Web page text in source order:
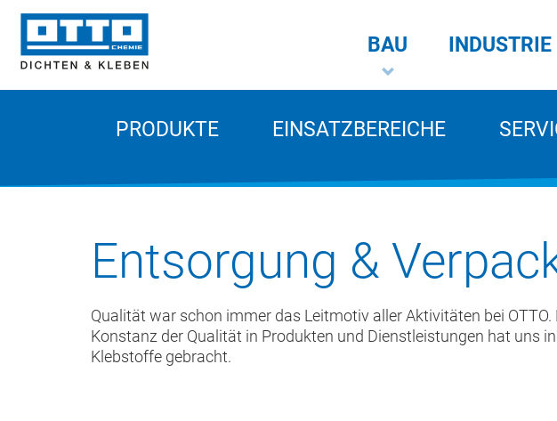
BAU
PRODUKTE EINSATZBEREICHE
INDUSTRIE
Entsorgung &
Qualität war schon immer das Leitmotiv aller Aktivitäten bei
Konstanz der Qualität in Produkten und Dienstleistungen hat uns
Klebstoffe gebracht.